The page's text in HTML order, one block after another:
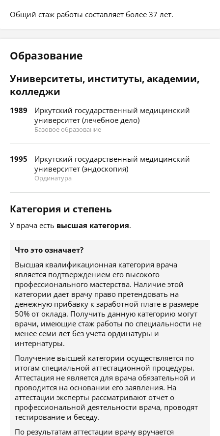
Общий стаж работы составляет более 37 лет.
Образование
Университеты, институты, академии,
колледжи
1989
Иркутский государственный медицинский
университет (лечебное дело)
Базовое образование
1995
Иркутский государственный медицинский
университет (эндоскопия)
Ординатура
Категория и степень
У врача есть высшая категория.
Что это означает?
Высшая квалификационная категория врача
является подтверждением его высокого
профессионального мастерства. Наличие этой
категории дает врачу право претендовать на
денежную прибавку к заработной плате в размере
50% от оклада. Получить данную категорию могут
врачи, имеющие стаж работы по специальности не
менее семи лет без учета ординатуры и
интернатуры.
Получение высшей категории осуществляется по
итогам специальной аттестационной процедуры.
Аттестация не является для врача обязательной и
проводится на основании его заявления. На
аттестации эксперты рассматривают отчет о
профессиональной деятельности врача, проводят
тестирование и беседу.
По результатам аттестации врачу вручается